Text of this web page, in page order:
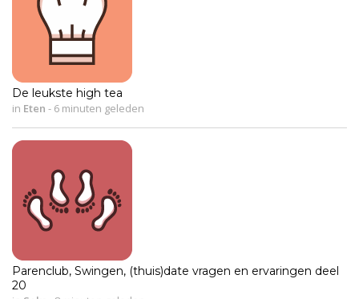
De leukste high tea
in Eten - 6 minuten geleden
Parenclub, Swingen, (thuis)date vragen en ervaringen deel
20